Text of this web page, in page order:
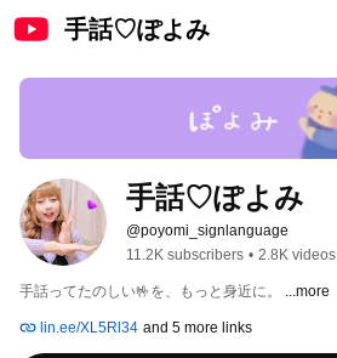
手話♡ぽよみ
手話♡ぽよみ
@poyomi_signlanguage
11.2K subscribers • 2.8K videos
手話ってたのしい🤟を、もっと身近に。 ...more
lin.ee/XL5Rl34 and 5 more links